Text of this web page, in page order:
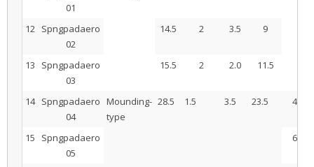
01
12 Spngpadaero
02
14.5 2 3.5 9
13
Spngpadaero
03
15.5 2 2.0 11.5
14 Spngpadaero
04
Mounding-
type
28.5 1.5 3.5 23.5 4.4
15
Spngpadaero
05
6.4